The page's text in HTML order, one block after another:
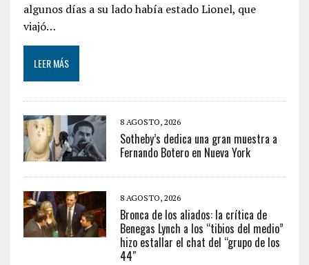
algunos días a su lado había estado Lionel, que
viajó…
LEER MÁS
8 AGOSTO, 2026
Sotheby’s dedica una gran muestra a
Fernando Botero en Nueva York
8 AGOSTO, 2026
Bronca de los aliados: la crítica de
Benegas Lynch a los “tibios del medio”
hizo estallar el chat del “grupo de los
44″